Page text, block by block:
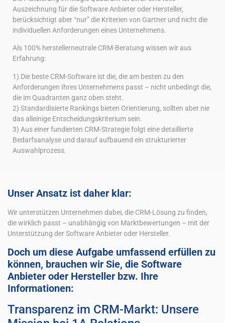
Auszeichnung für die Software Anbieter oder Hersteller,
berücksichtigt aber “nur” die Kriterien von Gartner und nicht die
individuellen Anforderungen eines Unternehmens.
Als 100% herstellerneutrale CRM-Beratung wissen wir aus
Erfahrung:
1) Die beste CRM-Software ist die, die am besten zu den
Anforderungen Ihres Unternehmens passt – nicht unbedingt die,
die im Quadranten ganz oben steht.
2) Standardisierte Rankings bieten Orientierung, sollten aber nie
das alleinige Entscheidungskriterium sein.
3) Aus einer fundierten CRM-Strategie folgt eine detaillierte
Bedarfsanalyse und darauf aufbauend ein strukturierter
Auswahlprozess.
Unser Ansatz ist daher klar:
Wir unterstützen Unternehmen dabei, die CRM-Lösung zu finden,
die wirklich passt – unabhängig von Marktbewertungen – mit der
Unterstützung der Software Anbieter oder Hersteller.
Doch um diese Aufgabe umfassend erfüllen zu
können, brauchen wir Sie, die Software
Anbieter oder Hersteller bzw. Ihre
Informationen:
Transparenz im CRM-Markt: Unsere